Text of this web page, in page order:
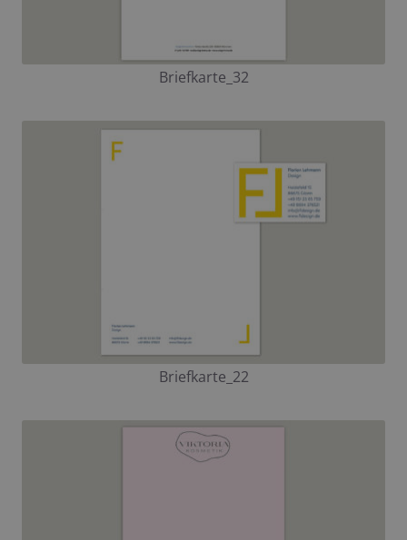
Briefkarte_32
Briefkarte_22